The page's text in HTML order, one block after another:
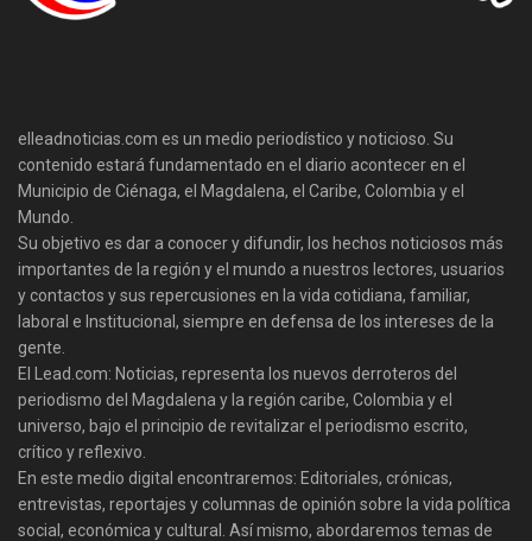
elleadnoticias.com es un medio periodístico y noticioso. Su
contenido estará fundamentado en el diario acontecer en el
Municipio de Ciénaga, el Magdalena, el Caribe, Colombia y el
Mundo.
Su objetivo es dar a conocer y difundir, los hechos noticiosos más
importantes de la región y el mundo a nuestros lectores, usuarios
y contactos y sus repercusiones en la vida cotidiana, familiar,
laboral e Institucional, siempre en defensa de los intereses de la
gente.
El Lead.com: Noticias, representa los nuevos derroteros del
periodismo del Magdalena y la región caribe, Colombia y el
universo, bajo el principio de revitalizar el periodismo escrito,
crítico y reflexivo.
En este medio digital encontraremos: Editoriales, crónicas,
entrevistas, reportajes y columnas de opinión sobre la vida política
social, económica y cultural. Así mismo, abordaremos temas de